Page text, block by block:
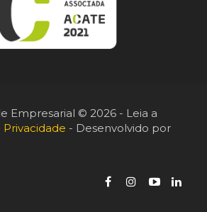
Empresarial © 2026 - Leia a
- Desenvolvido por